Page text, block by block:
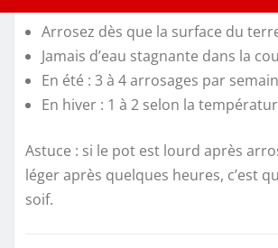
Arrosez dès que la surface du
Jamais d’eau stagnante dans la
En été : 3 à 4 arrosages par
En hiver : 1 à 2 selon la
Astuce : si le pot est lourd après
léger après quelques heures, c’est
soif.